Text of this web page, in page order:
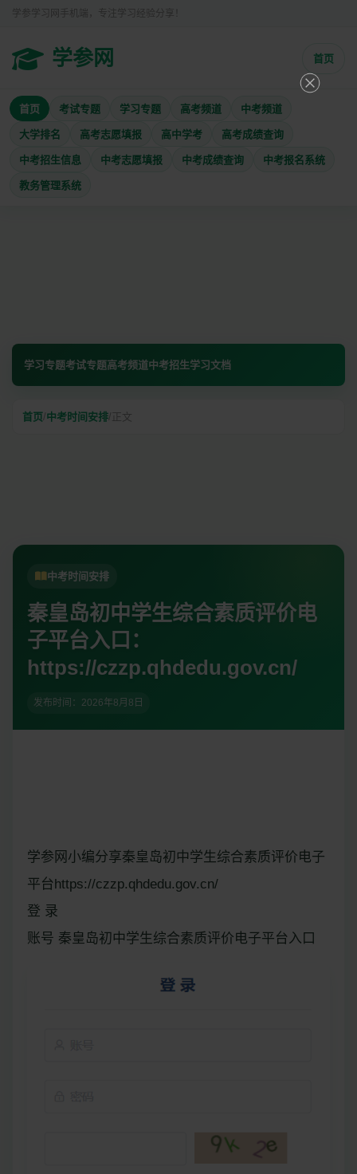
学参网 首页
首页 考试专题 学习专题 高考频道 中考频道
大学排名 高考志愿填报 高中学考 高考成绩查询
中考招生信息 中考志愿填报 中考成绩查询 中考报名系统
教务管理系统
学习专题考试专题高考频道中考招生学习文档
首页/中考时间安排/ 正文
中考时间安排
秦皇岛初中学生综合素质评价电
子平台入口：
https://czzp.qhdedu.gov.cn/
发布时间： 2026年8月8日
学参网小编分享秦皇岛初中学生综合素质评价电子
平台https://czzp.qhdedu.gov.cn/
登 录
账号 秦皇岛初中学生综合素质评价电子平台入口